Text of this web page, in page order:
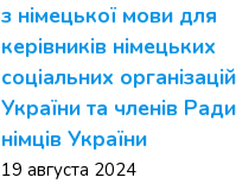
з німецької мови для
керівників німецьких
соціальних організацій
України та членів Ради
німців України
19 августа 2024